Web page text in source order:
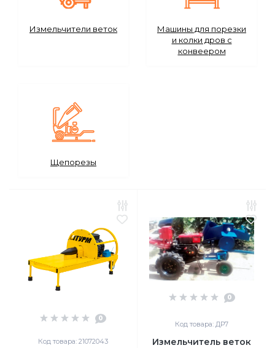
Измельчители веток
Машины для порезки
и колки дров с
конвеером
Щепорезы
0
Код товара: 21072043
0
Код товара: ДР7
Измельчитель веток